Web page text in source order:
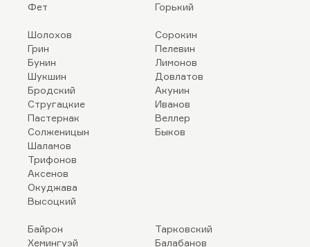
Фет
Горький
Шолохов
Грин
Бунин
Шукшин
Бродский
Стругацкие
Пастернак
Солженицын
Шаламов
Трифонов
Аксенов
Окуджава
Высоцкий
Сорокин
Пелевин
Лимонов
Довлатов
Акунин
Иванов
Веллер
Быков
Байрон
Хемингуэй
Тарковский
Балабанов